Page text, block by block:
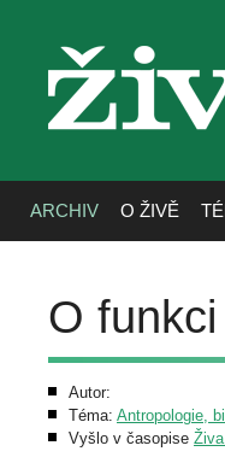
živa
ARCHIV O ŽIVĚ
O
Autor:
Téma: Antropologie,
Vyšlo v časopise